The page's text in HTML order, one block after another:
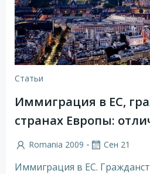
Статьи
Иммиграция в ЕС,
странах Европы:
Romania 2009 - Сен 21
Иммиграция в ЕС.